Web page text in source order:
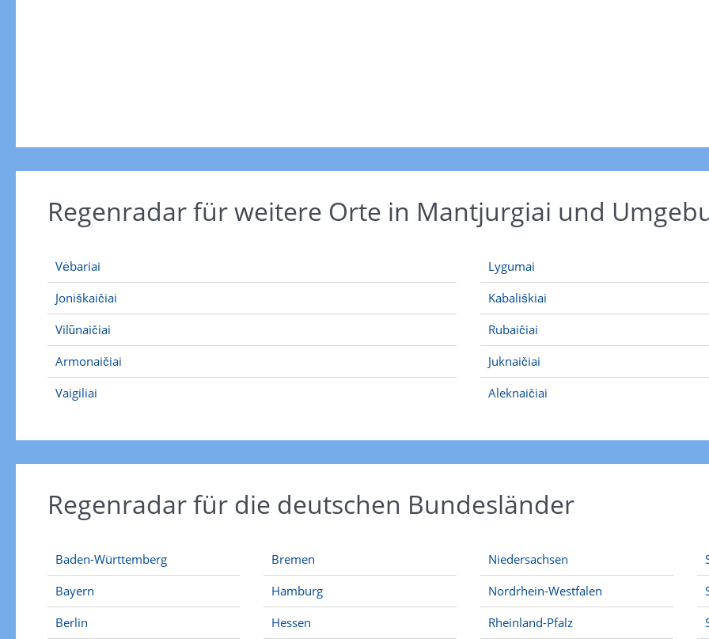
Regenradar für weitere Orte in Mantjurgiai und
Vėbariai
Joniškaičiai
Vilūnaičiai
Armonaičiai
Vaigiliai
Lygumai
Kabališkiai
Rubaičiai
Juknaičiai
Aleknaičiai
Regenradar für die deutschen Bundesländer
Baden-Württemberg
Bayern
Berlin
Bremen
Hamburg
Hessen
Niedersachsen
Nordrhein-Westfalen
Rheinland-Pfalz